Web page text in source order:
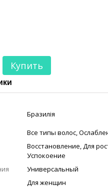
Купить
Бразилія
Все типы волос,
Восстановление,Для
Успокоение
Универсальный
Для женщин